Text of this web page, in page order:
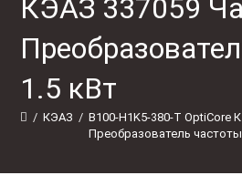
КЭАЗ 337059
1.5 кВт
/ КЭАЗ / B100-H1K5-380-T OptiCore
Преобразователь